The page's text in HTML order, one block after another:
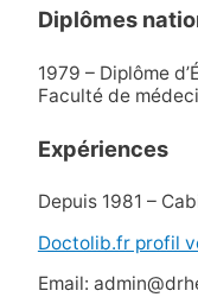
Diplômes
1979 – Diplôme
Faculté de
Expériences
Depuis 1981 –
Doctolib.fr profil
Email: